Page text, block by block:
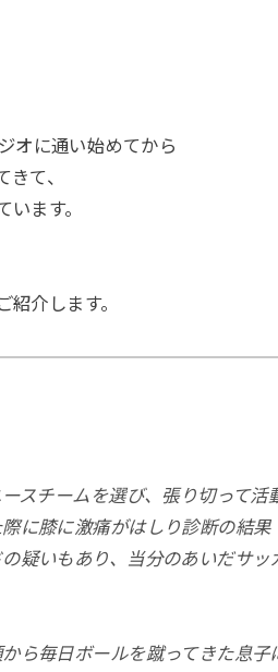
オに通い始めてから
て、
ます。
介します。
スチームを選び、張り切って活
に膝に激痛がはしり診断の結
疑いもあり、当分のあいだサッ
ら毎日ボールを蹴ってきた息